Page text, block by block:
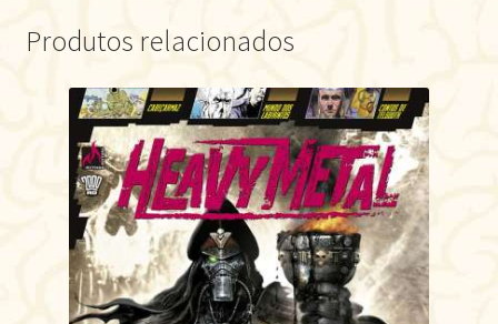
Produtos relacionados